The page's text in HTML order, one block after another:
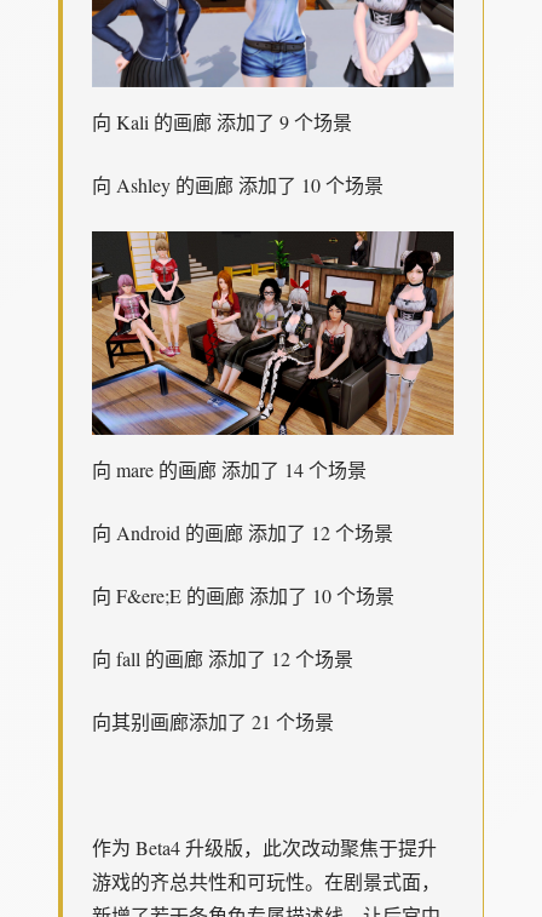
向 Kali 的画廊 添加了 9 个场景
向 Ashley 的画廊 添加了 10 个场景
向 mare 的画廊 添加了 14 个场景
向 Android 的画廊 添加了 12 个场景
向 F&ere;E 的画廊 添加了 10 个场景
向 fall 的画廊 添加了 12 个场景
向其别画廊添加了 21 个场景
作为 Beta4 升级版，此次改动聚焦于提升
游戏的齐总共性和可玩性。在剧景式面，